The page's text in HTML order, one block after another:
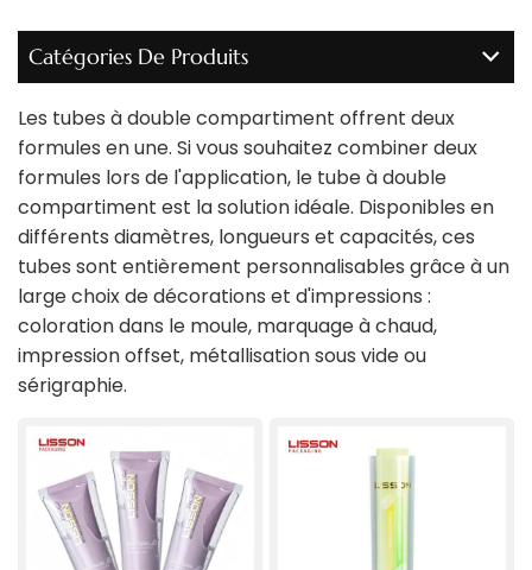
español
português
العربية
日本語
한국의
ไทย
Tiếng việt
Catégories De Produits
Les tubes à double compartiment offrent deux
formules en une. Si vous souhaitez combiner deux
formules lors de l'application, le tube à double
compartiment est la solution idéale. Disponibles en
différents diamètres, longueurs et capacités, ces
tubes sont entièrement personnalisables grâce à un
large choix de décorations et d'impressions :
coloration dans le moule, marquage à chaud,
impression offset, métallisation sous vide ou
sérigraphie.